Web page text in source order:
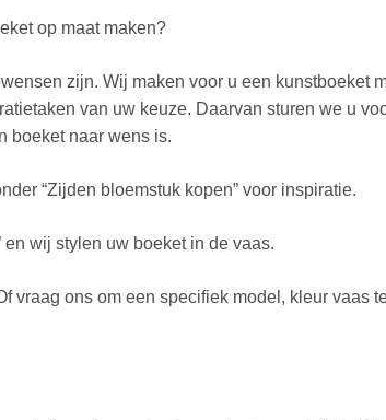
op maat maken?
zijn. Wij maken voor u een kunstboeket
van uw keuze. Daarvan sturen we u
boeket naar wens is.
“Zijden bloemstuk kopen” voor inspiratie.
en wij stylen uw boeket in de vaas.
vraag ons om een specifiek model, kleur vaas